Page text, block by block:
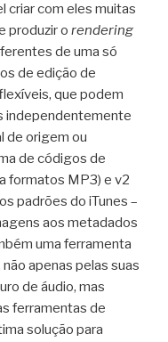
criar com eles muitas
produzir o rendering
de uma só
de edição de
que podem
independentemente
de origem ou
de códigos de
formatos MP3) e v2
padrões do iTunes –
aos metadados
uma ferramenta
apenas pelas suas
de áudio, mas
ferramentas de
solução para